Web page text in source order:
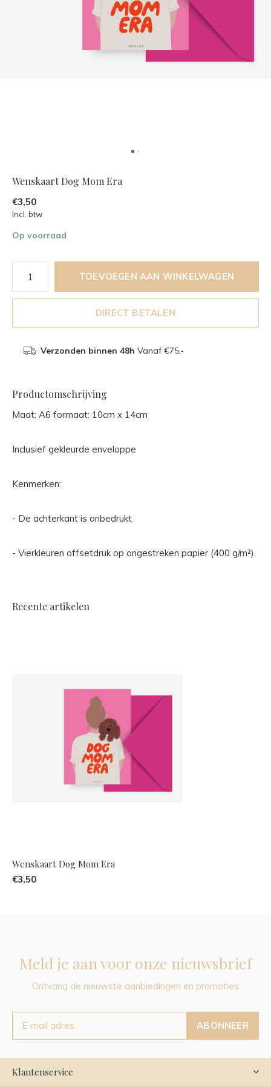
Wenskaart Dog Mom Era
€3,50
Incl. btw
Op voorraad
TOEVOEGEN AAN WINKELWAGEN
DIRECT BETALEN
Verzonden binnen 48h Vanaf €75,-
Productomschrijving
Maat: A6 formaat: 10cm x 14cm
Inclusief gekleurde enveloppe
Kenmerken:
- De achterkant is onbedrukt
- Vierkleuren offsetdruk op ongestreken papier (400 g/m²).
Recente artikelen
Wenskaart Dog Mom Era
€3,50
Meld je aan voor onze nieuwsbrief
Ontvang de nieuwste aanbiedingen en promoties
ABONNEER
Klantenservice